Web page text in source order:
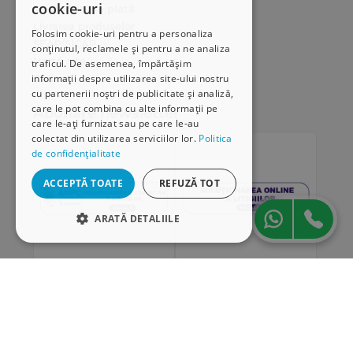
cookie-uri
Folosim cookie-uri pentru a personaliza
conținutul, reclamele și pentru a ne analiza
traficul. De asemenea, împărtășim
informații despre utilizarea site-ului nostru
cu partenerii noștri de publicitate și analiză,
care le pot combina cu alte informații pe
care le-ați furnizat sau pe care le-au
colectat din utilizarea serviciilor lor. Politica
de confidențialitate
ACCEPTĂ TOATE REFUZĂ TOT
ARATĂ DETALIILE
Modalități de plată
SEAP/SICAP
Hartă site
Cariere
Abonare newsletter